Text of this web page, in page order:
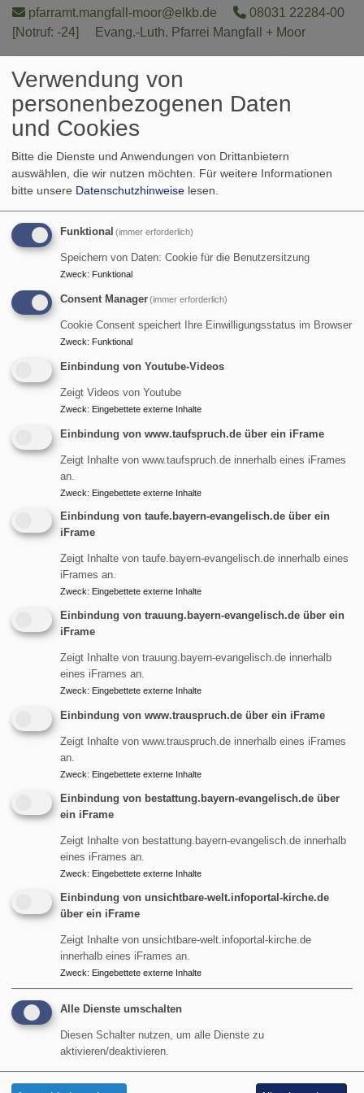
Direkt
zum
pfarramt.mangfall-moor@elkb.de
08031 22284-00
[Notruf: -24]
Evang.-Luth. Pfarrei Mangfall + Moor
Hauptnavigation
Startseite
Die Karolinenkirche - Altbayerns Mutterkirche in
Großkarolinenfeld
Familienzeit
Familienzeit
Mit unserem Projekt "FamilienZeit" unterstützen wir als
evangelische Kirchengemeinde Eltern ganz unabhängig
von ihrer Lebensanschauung bei der Erziehung ihrer
Kinder mit Vorträgen und Gesprächen zu Erziehungs- und
Glaubensfragen. Auch für Kinder gibt es ein buntes
Geleitet wird FamilienZeit von unserer Religionspädagogin
Magdalena Horche. Unterstützt wird sie dabei von dem
Beirat mit: Jörg Laugel, Uwe Schrader, Gesine Wronski,
Ingrid Wörndl und Pfarrer Richard Graupner.
Alleinerziehende und Tafelbezieher erhalten bei allen
Veranstaltungen von "FamilienZeit" freien Eintritt.
Kinderkirche
Hauptnavigation
Gottesdienste
Termine
Unsere Kirchen
Karolinenkirche
Kultur+Kunst
Kinder+Familien
Jugend
Lebensbegleitung
Service
Kontakt
Cookie-Einstellungen
Newsletter
Barrierefreiheitserklärung
Verwendung von
personenbezogenen Daten
und Cookies
Bitte die Dienste und Anwendungen von Drittanbietern
auswählen, die wir nutzen möchten. Für weitere Informationen
bitte unsere Datenschutzhinweise lesen.
Funktional (immer erforderlich)
Speichern von Daten: Cookie für die Benutzersitzung
Zweck: Funktional
Consent Manager(immer erforderlich)
Cookie Consent speichert Ihre Einwilligungsstatus im Browser
Zweck: Funktional
Einbindung von Youtube-Videos
Zeigt Videos von Youtube
Zweck: Eingebettete externe Inhalte
Einbindung von www.taufspruch.de über ein iFrame
Zeigt Inhalte von www.taufspruch.de innerhalb eines iFrames
an.
Zweck: Eingebettete externe Inhalte
Einbindung von taufe.bayern-evangelisch.de über ein
iFrame
Zeigt Inhalte von taufe.bayern-evangelisch.de innerhalb eines
iFrames an.
Zweck: Eingebettete externe Inhalte
Einbindung von trauung.bayern-evangelisch.de über ein
iFrame
Zeigt Inhalte von trauung.bayern-evangelisch.de innerhalb
eines iFrames an.
Zweck: Eingebettete externe Inhalte
Einbindung von www.trauspruch.de über ein iFrame
Zeigt Inhalte von www.trauspruch.de innerhalb eines iFrames
an.
Zweck: Eingebettete externe Inhalte
Einbindung von bestattung.bayern-evangelisch.de über
ein iFrame
Zeigt Inhalte von bestattung.bayern-evangelisch.de innerhalb
eines iFrames an.
Zweck: Eingebettete externe Inhalte
Einbindung von unsichtbare-welt.infoportal-kirche.de
über ein iFrame
Zeigt Inhalte von unsichtbare-welt.infoportal-kirche.de
innerhalb eines iFrames an.
Zweck: Eingebettete externe Inhalte
Alle Dienste umschalten
Diesen Schalter nutzen, um alle Dienste zu
aktivieren/deaktivieren.